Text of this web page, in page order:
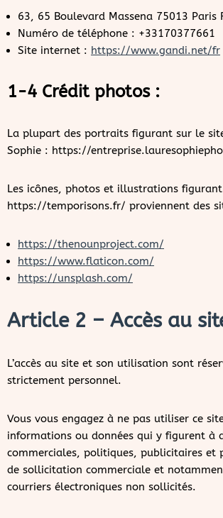
63, 65 Boulevard Massena 75013 Paris
Numéro de téléphone : +33170377661
Site internet : https://www.gandi.net/fr
1-4 Crédit photos :
La plupart des portraits figurant sur le
Sophie : https://
Les icônes, photos et illustrations
https://temporisons.fr/ proviennent des
https://thenounproject.com/
https://www.flaticon.com/
https://unsplash.com/
Article 2 – Accès au
L’accès au site et son utilisation sont
strictement personnel.
Vous vous engagez à ne pas utiliser ce
informations ou données qui y figurent à
commerciales, politiques, publicitaires et
de sollicitation commerciale et
courriers électroniques non sollicités.